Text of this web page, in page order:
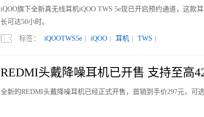
iQOO旗下全新真无线耳机iQOO TWS 5e现已开启预约通道，这款
长可达50小时。
标签： iQOOTWS5e iQOO 耳机 TWS
REDMI头戴降噪耳机已开售 支持至高
全新的REDMI头戴降噪耳机已经正式开售，首销到手价297元，可